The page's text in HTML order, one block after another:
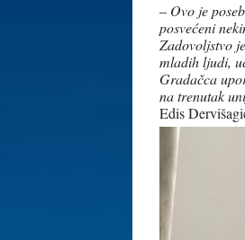
– Ovo je
posvećeni
Zadovoljstvo
mladih ljudi,
Gradačca
na trenutak
Edis